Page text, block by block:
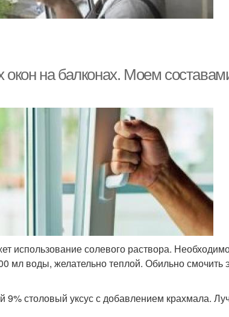
на балконах. Моем
использование солевого раствора.
мл воды, желательно теплой. Обильно смочить
столовый уксус с добавлением крахмала.